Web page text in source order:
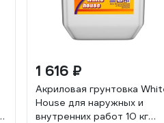
1 616 ₽
Акриловая грунтовка
House для наружных и
внутренних работ 10 кг